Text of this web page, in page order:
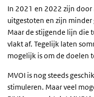
In 2021 en 2022 zijn door
uitgestoten en zijn
Maar de stijgende lijn die
vlakt af. Tegelijk laten
mogelijk is om de doelen
MVOI is nog steeds
stimuleren. Maar veel